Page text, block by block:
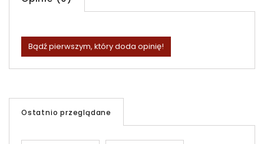
Bądź pierwszym, który doda opinię!
Ostatnio przeglądane